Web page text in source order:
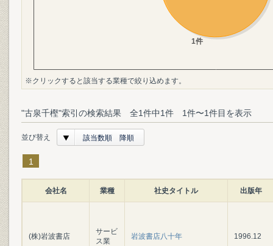
※クリックすると該当する業種で絞り込めます。
"古泉千樫"索引の検索結果 全1件中1件 1件〜1件目を表示
並び替え 該当数順 降順
1
会社名 業種 社史タイトル 出版年
(株)岩波書店
サービ
ス業
岩波書店八十年 1996.12